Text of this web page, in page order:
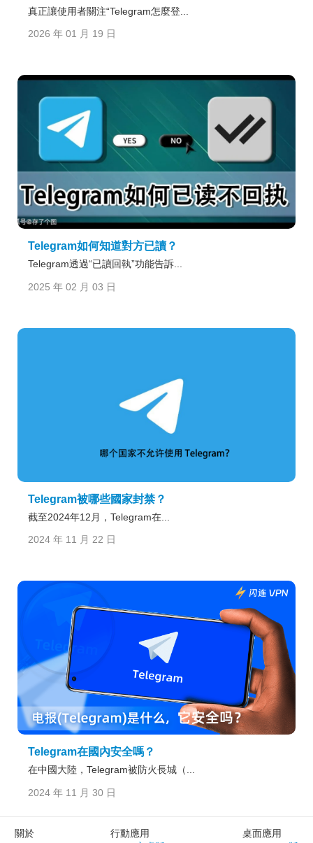
真正讓使用者關注“Telegram怎麼登...
2026 年 01 月 19 日
Telegram如何知道對方已讀？
Telegram透過“已讀回執”功能告訴...
2025 年 02 月 03 日
Telegram被哪些國家封禁？
截至2024年12月，Telegram在...
2024 年 11 月 22 日
Telegram在國內安全嗎？
在中國大陸，Telegram被防火長城（...
2024 年 11 月 30 日
關於
行動應用
桌面應用